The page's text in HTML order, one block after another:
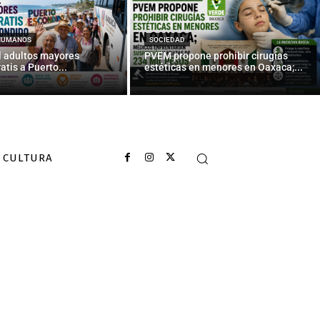
adultos mayores
a Puerto...
SOCIEDAD
PVEM propone prohibir cirugías
estéticas en menores en Oaxaca;...
CULTURA
Iguala